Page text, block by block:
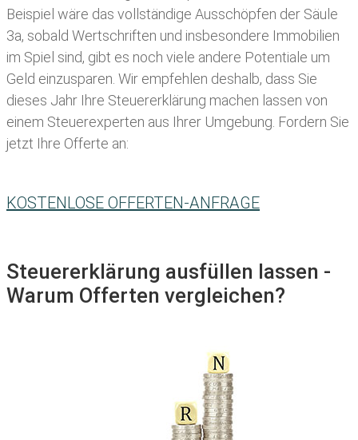
Beispiel wäre das vollständige Ausschöpfen der Säule
3a, sobald Wertschriften und insbesondere Immobilien
im Spiel sind, gibt es noch viele andere Potentiale um
Geld einzusparen. Wir empfehlen deshalb, dass Sie
dieses Jahr Ihre Steuererklärung machen lassen von
einem Steuerexperten aus Ihrer Umgebung. Fordern Sie
jetzt Ihre Offerte an:
KOSTENLOSE OFFERTEN-ANFRAGE
Steuererklärung ausfüllen lassen -
Warum Offerten vergleichen?